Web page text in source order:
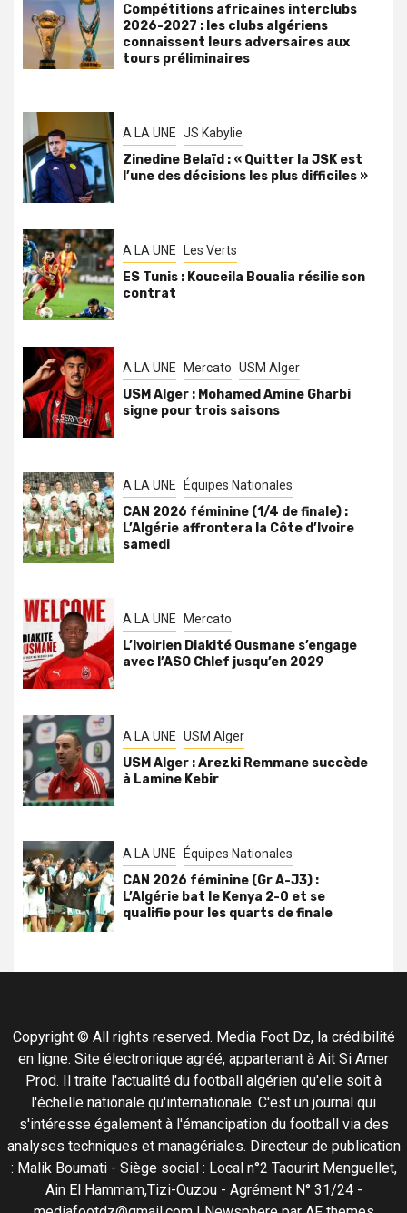
Compétitions africaines interclubs
2026-2027 : les clubs algériens
connaissent leurs adversaires aux
tours préliminaires
A LA UNE JS Kabylie
Zinedine Belaïd : « Quitter la JSK est
l’une des décisions les plus difficiles »
A LA UNE Les Verts
ES Tunis : Kouceila Boualia résilie son
contrat
A LA UNE Mercato USM Alger
USM Alger : Mohamed Amine Gharbi
signe pour trois saisons
A LA UNE Équipes Nationales
CAN 2026 féminine (1/4 de finale) :
L’Algérie affrontera la Côte d’Ivoire
samedi
A LA UNE Mercato
L’Ivoirien Diakité Ousmane s’engage
avec l’ASO Chlef jusqu’en 2029
A LA UNE USM Alger
USM Alger : Arezki Remmane succède
à Lamine Kebir
A LA UNE Équipes Nationales
CAN 2026 féminine (Gr A-J3) :
L’Algérie bat le Kenya 2-0 et se
qualifie pour les quarts de finale
Copyright © All rights reserved. Media Foot Dz, la crédibilité
en ligne. Site électronique agréé, appartenant à Ait Si Amer
Prod. Il traite l'actualité du football algérien qu'elle soit à
l'échelle nationale qu'internationale. C'est un journal qui
s'intéresse également à l'émancipation du football via des
analyses techniques et managériales. Directeur de publication
: Malik Boumati - Siège social : Local n°2 Taourirt Menguellet,
Ain El Hammam,Tizi-Ouzou - Agrément N° 31/24 -